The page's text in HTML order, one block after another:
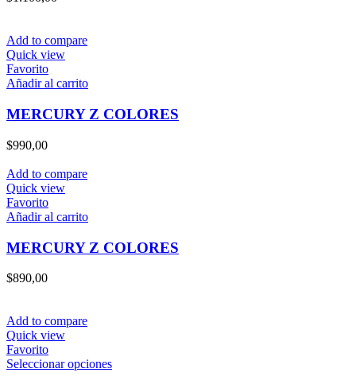
Add to compare
Quick view
Favorito
Añadir al carrito
MERCURY Z COLORES
$990,00
Add to compare
Quick view
Favorito
Añadir al carrito
MERCURY Z COLORES
$890,00
Add to compare
Quick view
Favorito
Seleccionar opcionesEste